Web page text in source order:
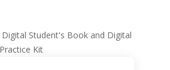
Student's Book and Digital
Kit